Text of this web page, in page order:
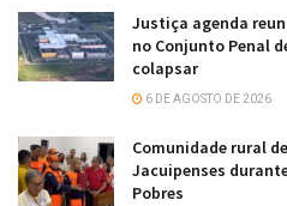
Justiça agenda
no Conjunto Penal
colapsar
6 DE AGOSTO DE 2026
Comunidade rural
Jacuipenses
Pobres